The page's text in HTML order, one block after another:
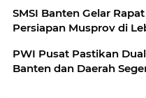
SMSI Banten Gelar
Persiapan Musprov di
PWI Pusat Pastikan
Banten dan Daerah